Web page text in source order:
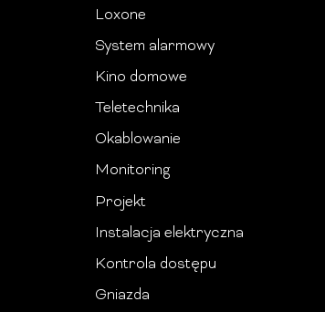
Loxone
System alarmowy
Kino domowe
Teletechnika
Okablowanie
Monitoring
Projekt
Instalacja elektryczna
Kontrola dostępu
Gniazda